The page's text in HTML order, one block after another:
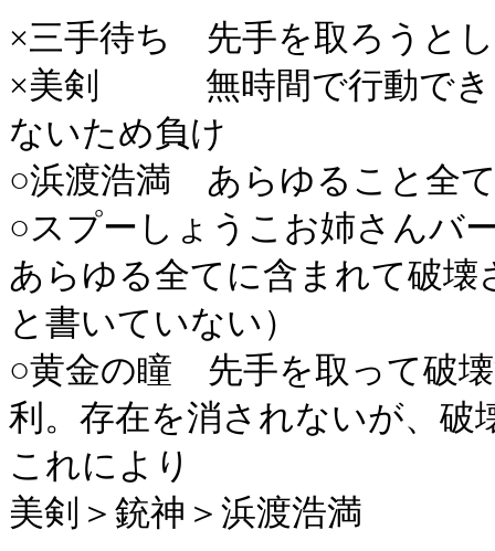
×三手待ち 先手を取ろうと
×美剣 無時間で行動でき
ないため負け
○浜渡浩満 あらゆること全
○スプーしょうこお姉さんバ
あらゆる全てに含まれて破
と書いていない）
○黄金の瞳 先手を取って破
利。存在を消されないが、
これにより
美剣＞銃神＞浜渡浩満